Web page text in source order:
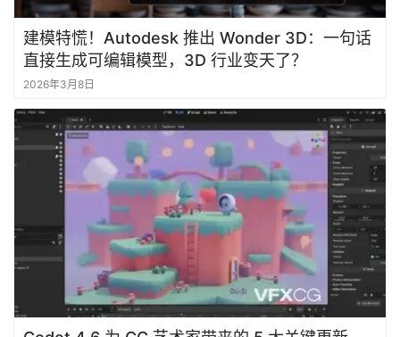
建模特慌！Autodesk 推出 Wonder 3D：一句话
直接生成可编辑模型，3D 行业变天了？
2026年3月8日